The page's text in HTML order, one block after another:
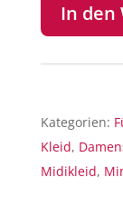
In den
Kategorien:
Kleid,
Midikleid,